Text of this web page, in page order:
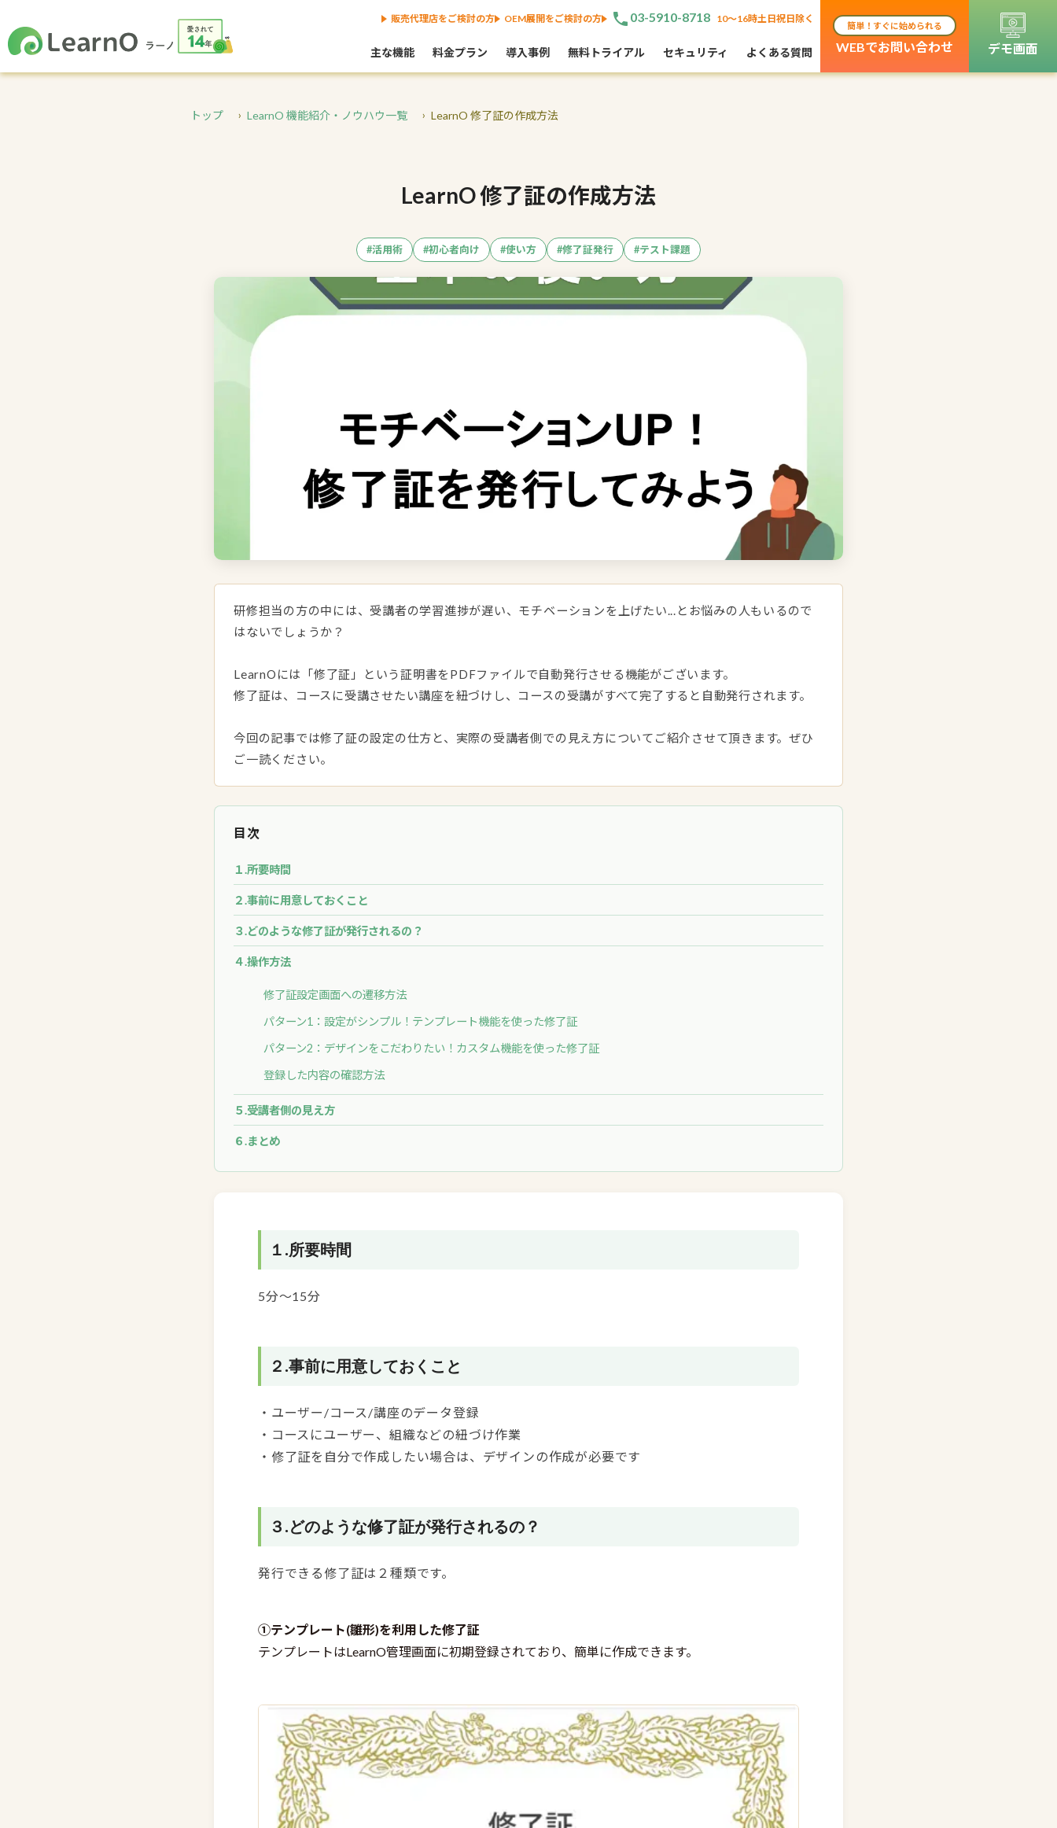
販売代理店をご検討の方 OEM展開をご検討の方 phone 03-5910-8718 10〜16時土日祝日除く
主な機能 料金プラン 導入事例 無料トライアル セキュリティ よくある質問
簡単！すぐに始められる
WEBでお問い合わせ デモ画面
トップ LearnO 機能紹介・ノウハウ一覧 LearnO 修了証の作成方法
LearnO 修了証の作成方法
#活用術 #初心者向け #使い方 #修了証発行 #テスト課題
研修担当の方の中には、受講者の学習進捗が遅い、モチベーションを上げたい...とお悩みの人もいるので
はないでしょうか？
LearnOには「修了証」という証明書をPDFファイルで自動発行させる機能がございます。
修了証は、コースに受講させたい講座を紐づけし、コースの受講がすべて完了すると自動発行されます。
今回の記事では修了証の設定の仕方と、実際の受講者側での見え方についてご紹介させて頂きます。ぜひ
ご一読ください。
目次
１.所要時間
２.事前に用意しておくこと
３.どのような修了証が発行されるの？
４.操作方法
修了証設定画面への遷移方法
パターン1：設定がシンプル！テンプレート機能を使った修了証
パターン2：デザインをこだわりたい！カスタム機能を使った修了証
登録した内容の確認方法
５.受講者側の見え方
６.まとめ
１.所要時間
5分～15分
２.事前に用意しておくこと
・ユーザー/コース/講座のデータ登録
・コースにユーザー、組織などの紐づけ作業
・修了証を自分で作成したい場合は、デザインの作成が必要です
３.どのような修了証が発行されるの？
発行できる修了証は２種類です。
①テンプレート(雛形)を利用した修了証
テンプレートはLearnO管理画面に初期登録されており、簡単に作成できます。